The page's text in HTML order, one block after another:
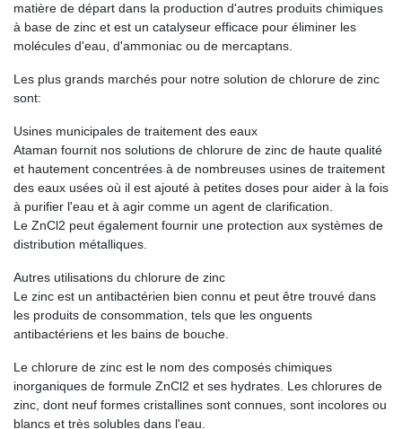
matière de départ dans la production d'autres produits chimiques
à base de zinc et est un catalyseur efficace pour éliminer les
molécules d'eau, d'ammoniac ou de mercaptans.
Les plus grands marchés pour notre solution de chlorure de zinc
sont:
Usines municipales de traitement des eaux
Ataman fournit nos solutions de chlorure de zinc de haute qualité
et hautement concentrées à de nombreuses usines de traitement
des eaux usées où il est ajouté à petites doses pour aider à la fois
à purifier l'eau et à agir comme un agent de clarification.
Le ZnCl2 peut également fournir une protection aux systèmes de
distribution métalliques.
Autres utilisations du chlorure de zinc
Le zinc est un antibactérien bien connu et peut être trouvé dans
les produits de consommation, tels que les onguents
antibactériens et les bains de bouche.
Le chlorure de zinc est le nom des composés chimiques
inorganiques de formule ZnCl2 et ses hydrates. Les chlorures de
zinc, dont neuf formes cristallines sont connues, sont incolores ou
blancs et très solubles dans l'eau.